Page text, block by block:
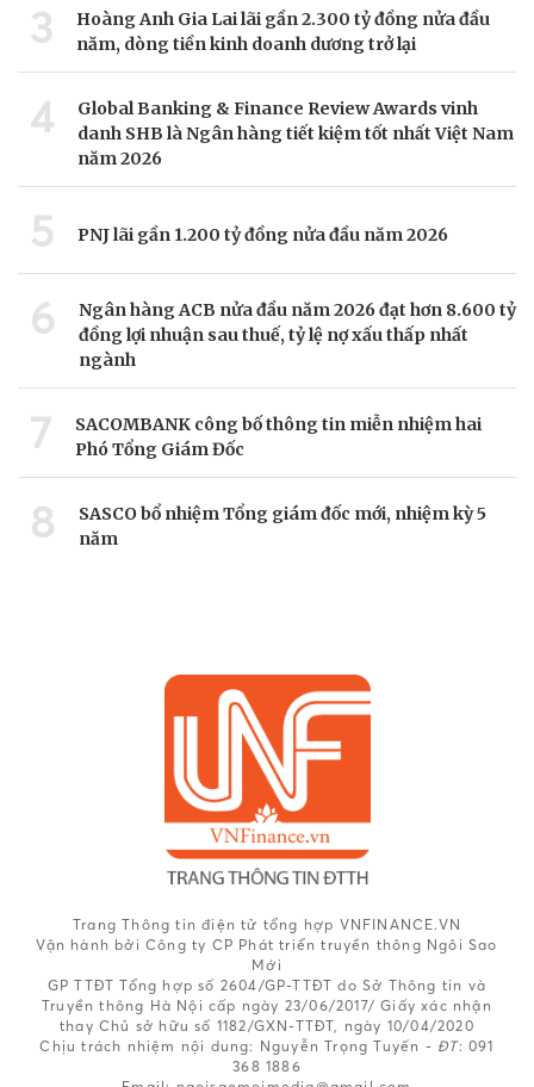
3
Hoàng Anh Gia Lai lãi gần 2.300 tỷ đồng nửa đầu
năm, dòng tiền kinh doanh dương trở lại
4
Global Banking & Finance Review Awards vinh
danh SHB là Ngân hàng tiết kiệm tốt nhất Việt Nam
năm 2026
5 PNJ lãi gần 1.200 tỷ đồng nửa đầu năm 2026
6
Ngân hàng ACB nửa đầu năm 2026 đạt hơn 8.600 tỷ
đồng lợi nhuận sau thuế, tỷ lệ nợ xấu thấp nhất
ngành
7
SACOMBANK công bố thông tin miễn nhiệm hai
Phó Tổng Giám Đốc
8
SASCO bổ nhiệm Tổng giám đốc mới, nhiệm kỳ 5
năm
Trang Thông tin điện tử tổng hợp VNFINANCE.VN
Vận hành bởi Công ty CP Phát triển truyền thông Ngôi Sao
Mới
GP TTĐT Tổng hợp số 2604/GP-TTĐT do Sở Thông tin và
Truyền thông Hà Nội cấp ngày 23/06/2017/ Giấy xác nhận
thay Chủ sở hữu số 1182/GXN-TTĐT, ngày 10/04/2020
Chịu trách nhiệm nội dung: Nguyễn Trọng Tuyến - ĐT: 091
368 1886